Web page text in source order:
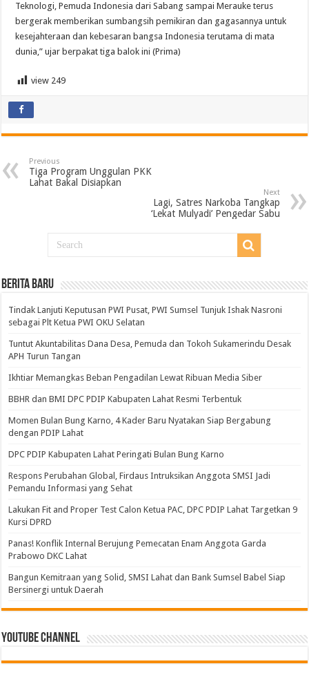
Teknologi, Pemuda Indonesia dari Sabang sampai Merauke terus
bergerak memberikan sumbangsih pemikiran dan gagasannya untuk
kesejahteraan dan kebesaran bangsa Indonesia terutama di mata
dunia,” ujar berpakat tiga balok ini (Prima)
view 249
Previous
Tiga Program Unggulan PKK
Lahat Bakal Disiapkan
Next
Lagi, Satres Narkoba Tangkap
‘Lekat Mulyadi’ Pengedar Sabu
BERITA BARU
Tindak Lanjuti Keputusan PWI Pusat, PWI Sumsel Tunjuk Ishak Nasroni
sebagai Plt Ketua PWI OKU Selatan
Tuntut Akuntabilitas Dana Desa, Pemuda dan Tokoh Sukamerindu Desak
APH Turun Tangan
Ikhtiar Memangkas Beban Pengadilan Lewat Ribuan Media Siber
BBHR dan BMI DPC PDIP Kabupaten Lahat Resmi Terbentuk
Momen Bulan Bung Karno, 4 Kader Baru Nyatakan Siap Bergabung
dengan PDIP Lahat
DPC PDIP Kabupaten Lahat Peringati Bulan Bung Karno
Respons Perubahan Global, Firdaus Intruksikan Anggota SMSI Jadi
Pemandu Informasi yang Sehat
Lakukan Fit and Proper Test Calon Ketua PAC, DPC PDIP Lahat Targetkan 9
Kursi DPRD
Panas! Konflik Internal Berujung Pemecatan Enam Anggota Garda
Prabowo DKC Lahat
Bangun Kemitraan yang Solid, SMSI Lahat dan Bank Sumsel Babel Siap
Bersinergi untuk Daerah
Youtube Channel